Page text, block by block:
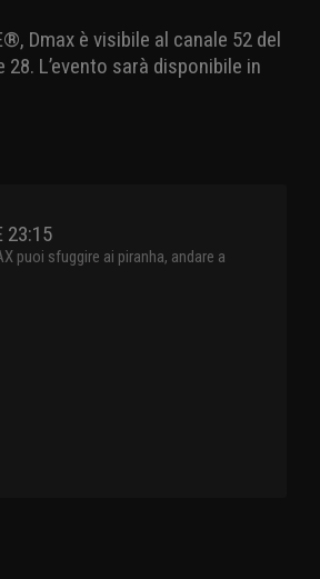
Dmax è visibile al canale 52 del
L’evento sarà disponibile in
23:15
puoi sfuggire ai piranha, andare a